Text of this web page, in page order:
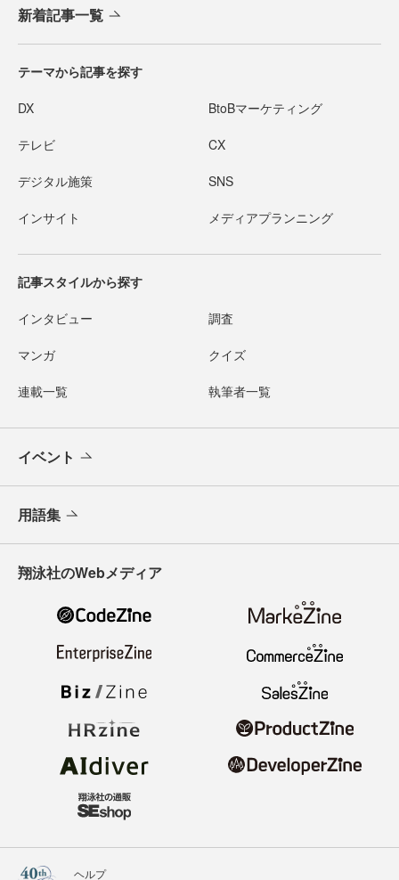
新着記事一覧
テーマから記事を探す
DX BtoBマーケティング
テレビ CX
デジタル施策 SNS
インサイト メディアプランニング
記事スタイルから探す
インタビュー 調査
マンガ クイズ
連載一覧 執筆者一覧
イベント
用語集
翔泳社のWebメディア
ヘルプ